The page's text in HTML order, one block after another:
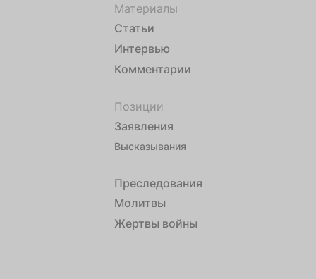
Материалы
Статьи
Интервью
Комментарии
Позиции
Заявления
Высказывания
Преследования
Молитвы
Жертвы войны